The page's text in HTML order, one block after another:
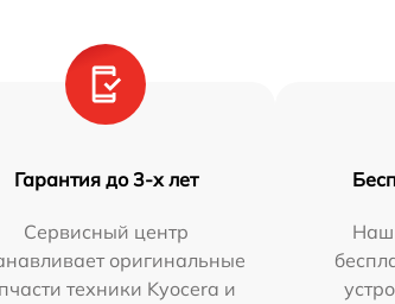
Гарантия до 3-х лет
Сервисный центр
оригинальные
техники Kyocera и
Наш